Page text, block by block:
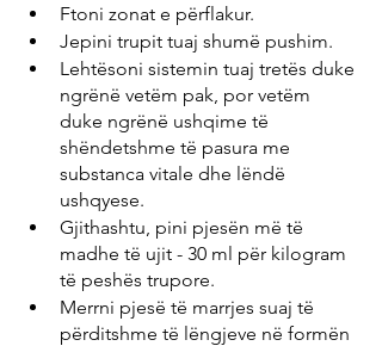
Ftoni zonat e përflakur.
Jepini trupit tuaj shumë pushim.
Lehtësoni sistemin tuaj tretës duke
ngrënë vetëm pak, por vetëm
duke ngrënë ushqime të
shëndetshme të pasura me
substanca vitale dhe lëndë
ushqyese.
Gjithashtu, pini pjesën më të
madhe të ujit - 30 ml për kilogram
të peshës trupore.
Merrni pjesë të marrjes suaj të
përditshme të lëngjeve në formën